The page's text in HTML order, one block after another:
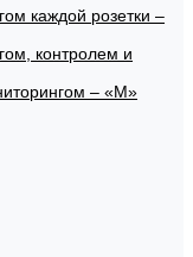
каждой розетки –
контролем и
– «М»